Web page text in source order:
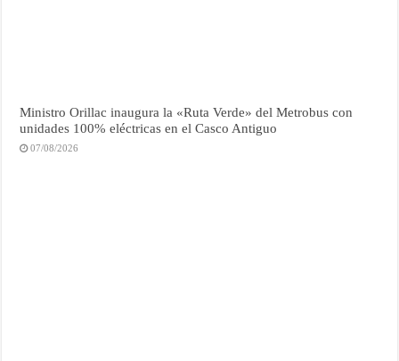
Ministro Orillac inaugura la «Ruta Verde» del Metrobus con
unidades 100% eléctricas en el Casco Antiguo
07/08/2026